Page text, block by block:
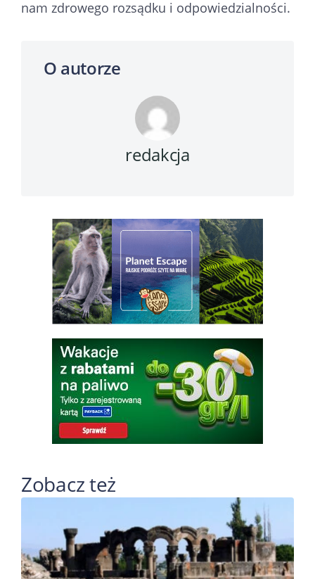
nam zdrowego rozsądku i odpowiedzialności.
O autorze
redakcja
Zobacz też